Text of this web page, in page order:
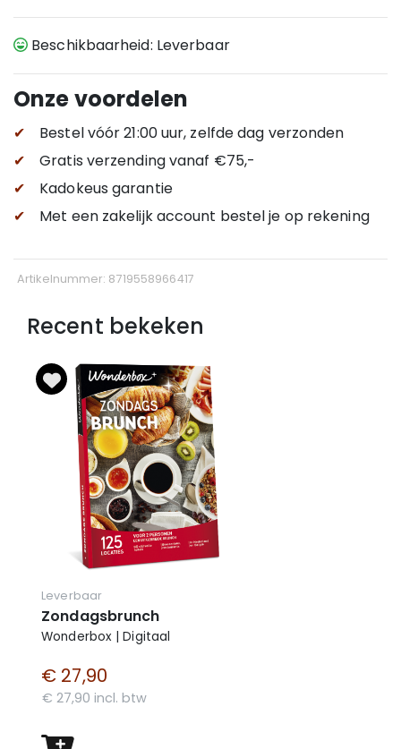
Beschikbaarheid: Leverbaar
Onze voordelen
✔
Bestel vóór 21:00 uur, zelfde dag verzonden
✔
Gratis verzendingvanaf €75,-
✔
Kadokeus garantie
✔
Met een zakelijk account bestel je op rekening
Artikelnummer: 8719558966417
Recent bekeken
Leverbaar
Zondagsbrunch
Wonderbox | Digitaal
€ 27,90
€ 27,90 incl. btw